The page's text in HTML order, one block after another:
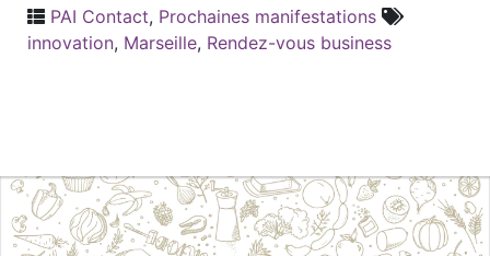
PAI Contact, Prochaines manifestations
innovation, Marseille, Rendez-vous business